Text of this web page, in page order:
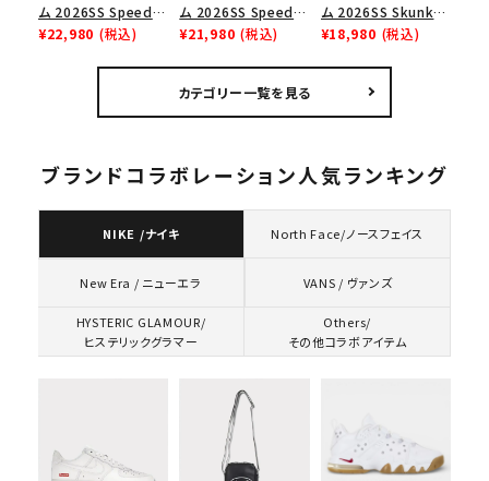
ム 2026SS Speed
Tee スピードTシャツ
¥22,980 (税込)
ム 2026SS Speed
Tee スピードTシャツ
¥21,980 (税込)
ム 2026SS Skunk
Tee スカンクTシャツ
¥18,980 (税込)
カテゴリー一覧を見る
ブランドコラボレーション人気ランキング
NIKE /ナイキ North Face/ノースフェイス
New Era / ニューエラ VANS / ヴァンズ
HYSTERIC GLAMOUR/
ヒステリックグラマー
Others/
その他コラボアイテム